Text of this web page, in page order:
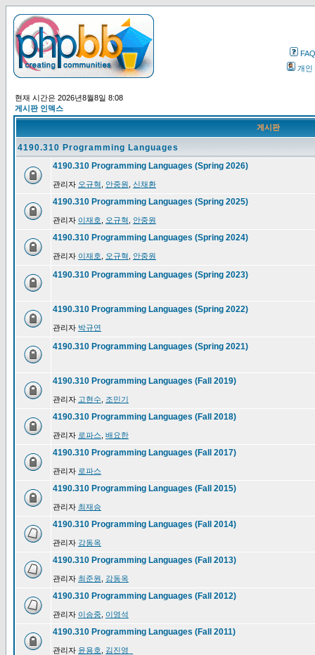
FAQ
개인
현재 시간은 2026년8월8일 8:08
게시판 인덱스
게시판
4190.310 Programming Languages
4190.310 Programming Languages (Spring 2026)
관리자 오규혁 안중원 신채환
4190.310 Programming Languages (Spring 2025)
관리자 이재호 오규혁 안중원
4190.310 Programming Languages (Spring 2024)
관리자 이재호 오규혁 안중원
4190.310 Programming Languages (Spring 2023)
4190.310 Programming Languages (Spring 2022)
관리자 박규연
4190.310 Programming Languages (Spring 2021)
4190.310 Programming Languages (Fall 2019)
관리자 고현수 조민기
4190.310 Programming Languages (Fall 2018)
관리자 로파스 배요한
4190.310 Programming Languages (Fall 2017)
관리자 로파스
4190.310 Programming Languages (Fall 2015)
관리자 최재승
4190.310 Programming Languages (Fall 2014)
관리자 강동옥
4190.310 Programming Languages (Fall 2013)
관리자 최준원 강동옥
4190.310 Programming Languages (Fall 2012)
관리자 이승중 이영석
4190.310 Programming Languages (Fall 2011)
관리자 윤용호 김진영_